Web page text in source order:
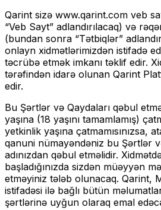
Qarint sizə www.qarint.com veb
“Veb Sayt” adlandırılacaq) və
(bundan sonra “Tətbiqlər”
onlayn xidmətlərimizdən istifadə
təcrübə etmək imkanı təklif edir.
tərəfindən idarə olunan Qarint
edir.
Bu Şərtlər və Qaydaları qəbul
yaşına (18 yaşını tamamlamış)
yetkinlik yaşına çatmamısınızsa,
qanuni nümayəndəniz bu Şərtlər
adınızdan qəbul etməlidir.
başladığınızda sizdən müəyyən
etməyiniz tələb olunacaq. Qarint,
istifadəsi ilə bağlı bütün
şərtlərinə uyğun olaraq emal